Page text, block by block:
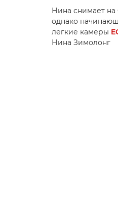
Нина снимает на
однако
легкие камеры
Нина Зимолонг